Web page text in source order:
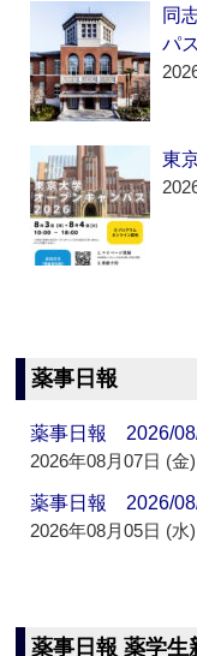
同
パ
東
薬事日報
薬事日報 2026/
2026年08月07日 (金)
薬事日報 2026/
2026年08月05日 (水)
薬事日報 薬学生